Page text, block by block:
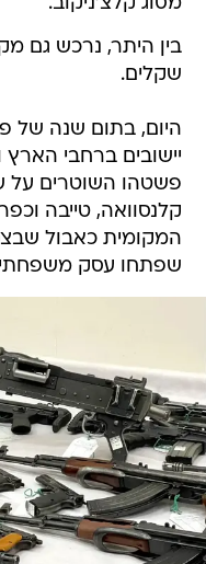
שקלים.
יישובים ברחבי
פשטהו השוטרים
קלנסוואה, טייבה
המקומית כאבול
שפתחו עסק